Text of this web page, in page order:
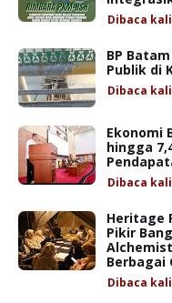
Dibaca kali
BP
Publik di
Dibaca kali
Ekonomi
hingga
Dibaca kali
Heritage
Pikir
Berbagai
Dibaca kali